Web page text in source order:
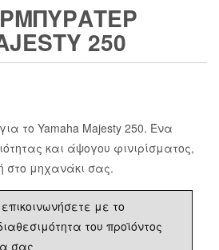
250
το Yamaha Majesty 250. Ένα
και άψογου φινιρίσματος,
μηχανάκι σας.
με το
του προϊόντος
σας